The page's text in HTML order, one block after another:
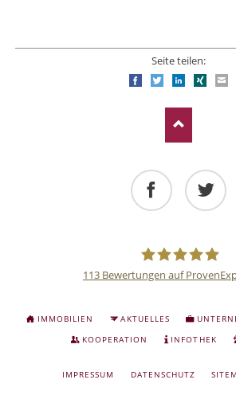
Seite teilen:
FacebookTwitterLinkedIn
Xing
Anlage
und
113 Bewertungen auf
NAVIGATION
ÜBERSPRINGEN
IMMOBILIEN AKTUELLES
KOOPERATION
INFOTHEK
IMPRESSUM DATENSCHUTZ